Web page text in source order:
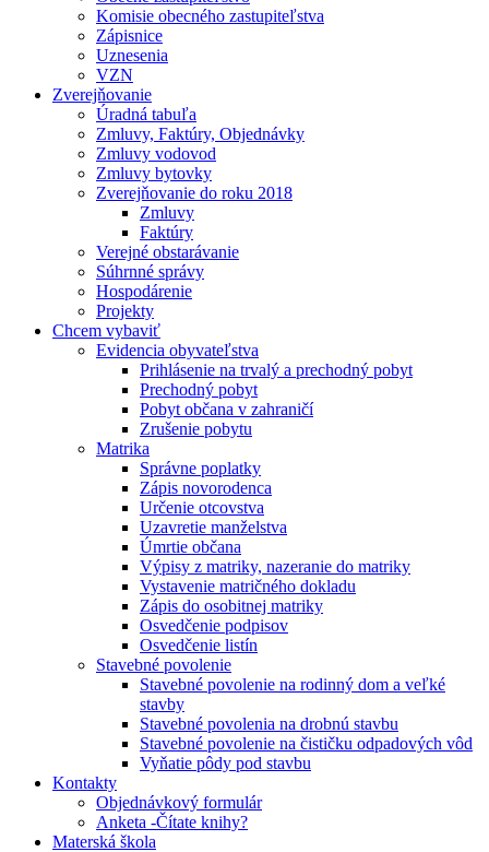
Komisie obecného zastupiteľstva
Zápisnice
Uznesenia
VZN
Zverejňovanie
Úradná tabuľa
Zmluvy, Faktúry, Objednávky
Zmluvy vodovod
Zmluvy bytovky
Zverejňovanie do roku 2018
Zmluvy
Faktúry
Verejné obstarávanie
Súhrnné správy
Hospodárenie
Projekty
Chcem vybaviť
Evidencia obyvateľstva
Prihlásenie na trvalý a prechodný pobyt
Prechodný pobyt
Pobyt občana v zahraničí
Zrušenie pobytu
Matrika
Správne poplatky
Zápis novorodenca
Určenie otcovstva
Uzavretie manželstva
Úmrtie občana
Výpisy z matriky, nazeranie do matriky
Vystavenie matričného dokladu
Zápis do osobitnej matriky
Osvedčenie podpisov
Osvedčenie listín
Stavebné povolenie
Stavebné povolenie na rodinný dom a veľké
stavby
Stavebné povolenia na drobnú stavbu
Stavebné povolenie na čističku odpadových vôd
Vyňatie pôdy pod stavbu
Kontakty
Objednávkový formulár
Anketa -Čítate knihy?
Materská škola